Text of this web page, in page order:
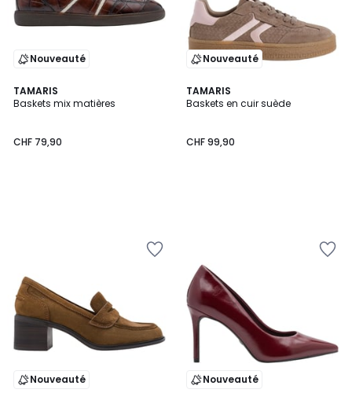
Nouveauté
TAMARIS
Baskets mix matières
CHF 79,90
Nouveauté
TAMARIS
Baskets en cuir suède
CHF 99,90
Nouveauté Nouveauté